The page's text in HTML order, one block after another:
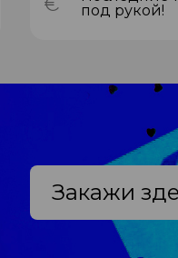
под рукой!
Закажи